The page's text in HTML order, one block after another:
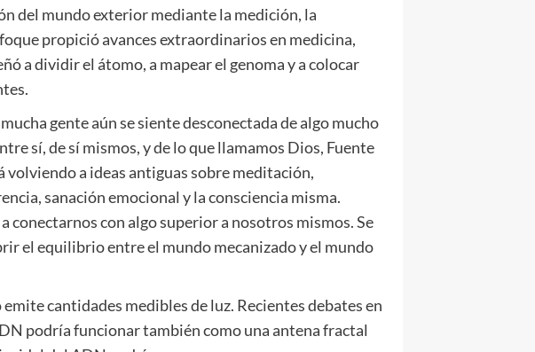
del mundo exterior mediante la medición, la
propició avances extraordinarios en medicina,
a dividir el átomo, a mapear el genoma y a colocar
gente aún se siente desconectada de algo mucho
sí, de sí mismos, y de lo que llamamos Dios, Fuente
volviendo a ideas antiguas sobre meditación,
sanación emocional y la consciencia misma.
conectarnos con algo superior a nosotros mismos. Se
el equilibrio entre el mundo mecanizado y el mundo
cantidades medibles de luz. Recientes debates en
podría funcionar también como una antena fractal